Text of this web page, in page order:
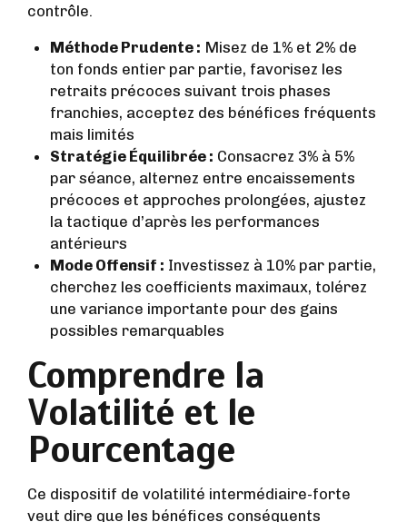
contrôle.
Méthode Prudente : Misez de 1% et 2% de
ton fonds entier par partie, favorisez les
retraits précoces suivant trois phases
franchies, acceptez des bénéfices fréquents
mais limités
Stratégie Équilibrée : Consacrez 3% à 5%
par séance, alternez entre encaissements
précoces et approches prolongées, ajustez
la tactique d’après les performances
antérieurs
Mode Offensif : Investissez à 10% par partie,
cherchez les coefficients maximaux, tolérez
une variance importante pour des gains
possibles remarquables
Comprendre la
Volatilité et le
Pourcentage
Ce dispositif de volatilité intermédiaire-forte
veut dire que les bénéfices conséquents